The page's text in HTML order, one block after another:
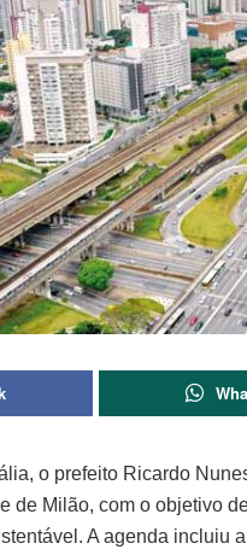
o prefeito Ricardo
de Milão, com o objetivo
A agenda incluiu